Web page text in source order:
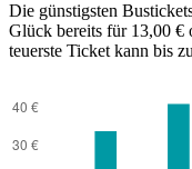
Die günstigsten
Glück bereits für 13,00 €
teuerste Ticket kann bis